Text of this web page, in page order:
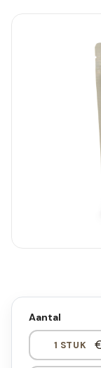
Aantal
1 STUK